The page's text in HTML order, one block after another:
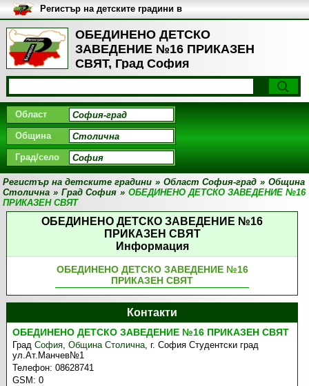
ОБЕДИНЕНО ДЕТСКО
ЗАВЕДЕНИЕ №16 ПРИКАЗЕН
СВЯТ, Град София
Регистър на детските градини в
България
Област
Община
Град/село
Регистър на детските градини » Област София-град » Община
Столична » Град София » ОБЕДИНЕНО ДЕТСКО ЗАВЕДЕНИЕ №16
ПРИКАЗЕН СВЯТ
ОБЕДИНЕНО ДЕТСКО ЗАВЕДЕНИЕ №16
ПРИКАЗЕН СВЯТ
Информация
ОБЕДИНЕНО ДЕТСКО ЗАВЕДЕНИЕ №16
ПРИКАЗЕН СВЯТ
Контакти
ОБЕДИНЕНО ДЕТСКО ЗАВЕДЕНИЕ №16 ПРИКАЗЕН СВЯТ
ГрадСофия,Община Столична,г. София Студентски град
ул.Ат.Манчев№1
Телефон:08628741
GSM:0